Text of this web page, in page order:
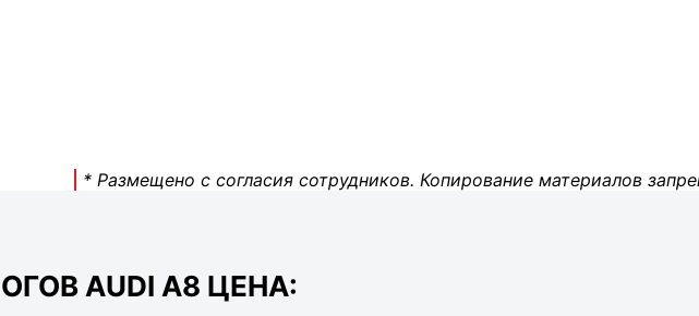
* Размещено с согласия сотрудников. Копирование материалов
AUDI A8 ЦЕНА: